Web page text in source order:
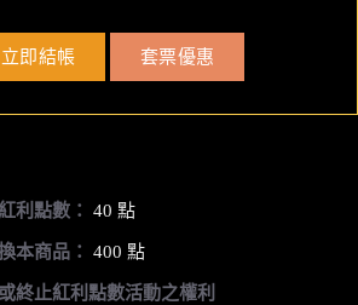
立即結帳 套票優惠
利點數： 40 點
本商品： 400 點
終止紅利點數活動之權利